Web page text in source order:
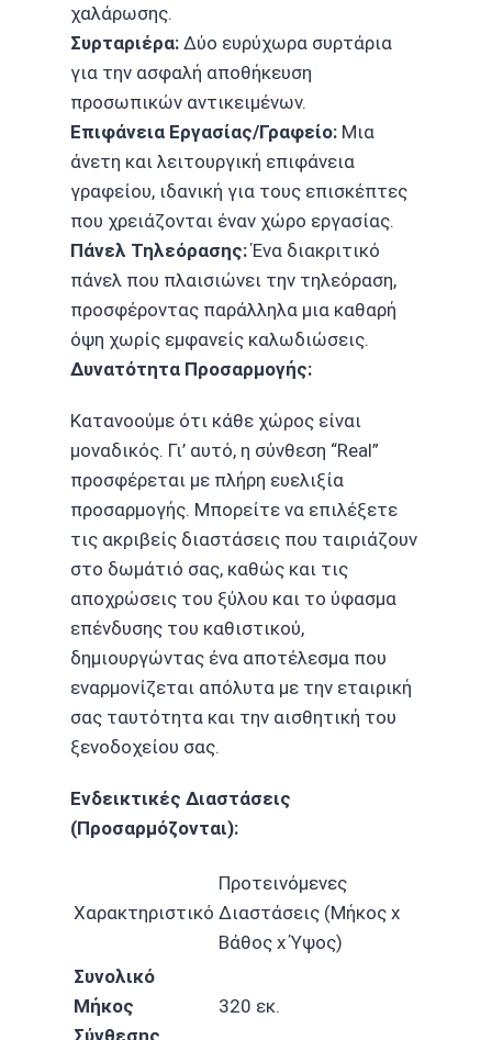
χαλάρωσης.
Συρταριέρα: Δύο ευρύχωρα συρτάρια
για την ασφαλή αποθήκευση
προσωπικών αντικειμένων.
Επιφάνεια Εργασίας/Γραφείο: Μια
άνετη και λειτουργική επιφάνεια
γραφείου, ιδανική για τους επισκέπτες
που χρειάζονται έναν χώρο εργασίας.
Πάνελ Τηλεόρασης:Ένα διακριτικό
πάνελ που πλαισιώνει την τηλεόραση,
προσφέροντας παράλληλα μια καθαρή
όψη χωρίς εμφανείς καλωδιώσεις.
Δυνατότητα Προσαρμογής:
Κατανοούμε ότι κάθε χώρος είναι
μοναδικός. Γι’ αυτό, η σύνθεση “Real”
προσφέρεται με πλήρη ευελιξία
προσαρμογής. Μπορείτε να επιλέξετε
τις ακριβείς διαστάσεις που ταιριάζουν
στο δωμάτιό σας, καθώς και τις
αποχρώσεις του ξύλου και το ύφασμα
επένδυσης του καθιστικού,
δημιουργώντας ένα αποτέλεσμα που
εναρμονίζεται απόλυτα με την εταιρική
σας ταυτότητα και την αισθητική του
ξενοδοχείου σας.
Ενδεικτικές Διαστάσεις
(Προσαρμόζονται):
Χαρακτηριστικό
Προτεινόμενες
Διαστάσεις (Μήκος x
Βάθος x Ύψος)
Συνολικό
Μήκος
Σύνθεσης
320 εκ.